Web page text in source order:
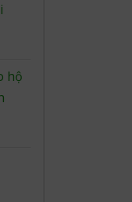
hộ